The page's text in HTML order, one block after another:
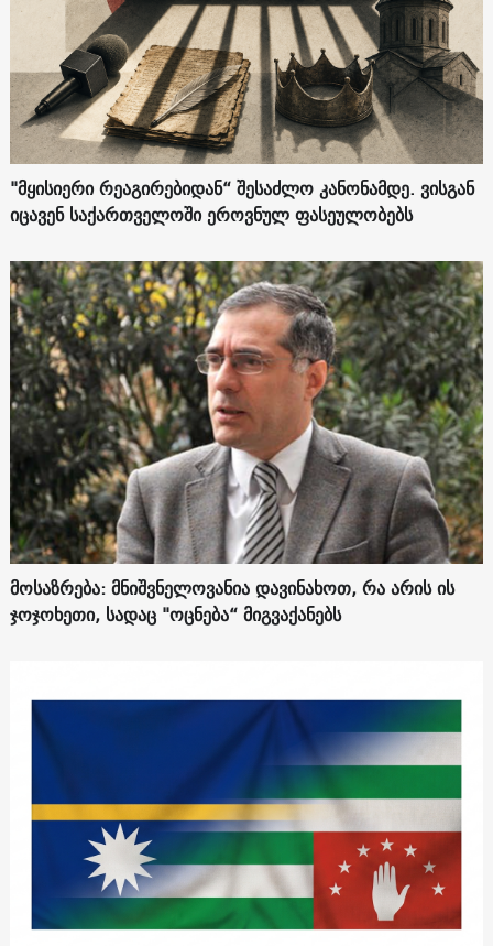
"მყისიერი რეაგირებიდან“ შესაძლო კანონამდე. ვისგან
იცავენ საქართველოში ეროვნულ ფასეულობებს
მოსაზრება: მნიშვნელოვანია დავინახოთ, რა არის ის
ჯოჯოხეთი, სადაც "ოცნება“ მიგვაქანებს